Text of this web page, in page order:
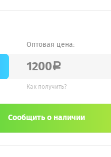
Оптовая цена:
1200a
Как получить?
Сообщить o наличии